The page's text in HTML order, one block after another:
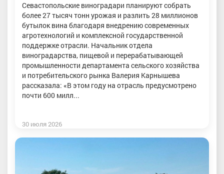
Севастопольские виноградари планируют собрать
более 27 тысяч тонн урожая и разлить 28 миллионов
бутылок вина благодаря внедрению современных
агротехнологий и комплексной государственной
поддержке отрасли. Начальник отдела
виноградарства, пищевой и перерабатывающей
промышленности департамента сельского хозяйства
и потребительского рынка Валерия Карнышева
рассказала: «В этом году на отрасль предусмотрено
почти 600 милл...
30 июля 2026